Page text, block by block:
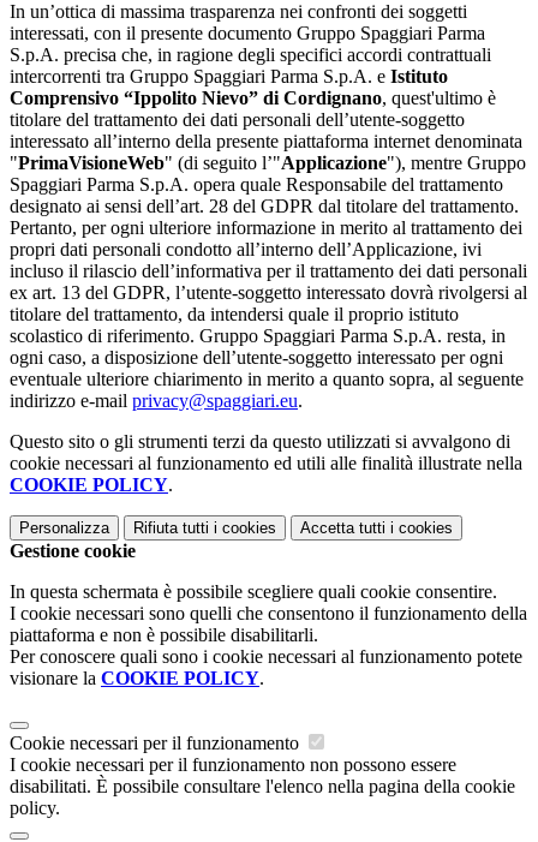
In un’ottica di massima trasparenza nei confronti dei soggetti
interessati, con il presente documento Gruppo Spaggiari Parma
S.p.A. precisa che, in ragione degli specifici accordi contrattuali
intercorrenti tra Gruppo Spaggiari Parma S.p.A. e Istituto
Comprensivo “Ippolito Nievo” di Cordignano, quest'ultimo è
titolare del trattamento dei dati personali dell’utente-soggetto
interessato all’interno della presente piattaforma internet denominata
"PrimaVisioneWeb" (di seguito l’"Applicazione"), mentre Gruppo
Spaggiari Parma S.p.A. opera quale Responsabile del trattamento
designato ai sensi dell’art. 28 del GDPR dal titolare del trattamento.
Pertanto, per ogni ulteriore informazione in merito al trattamento dei
propri dati personali condotto all’interno dell’Applicazione, ivi
incluso il rilascio dell’informativa per il trattamento dei dati personali
ex art. 13 del GDPR, l’utente-soggetto interessato dovrà rivolgersi al
titolare del trattamento, da intendersi quale il proprio istituto
scolastico di riferimento. Gruppo Spaggiari Parma S.p.A. resta, in
ogni caso, a disposizione dell’utente-soggetto interessato per ogni
eventuale ulteriore chiarimento in merito a quanto sopra, al seguente
indirizzo e-mail privacy@spaggiari.eu.
Questo sito o gli strumenti terzi da questo utilizzati si avvalgono di
cookie necessari al funzionamento ed utili alle finalità illustrate nella
COOKIE POLICY.
Personalizza Rifiuta tutti i cookies Accetta tutti i cookies
Gestione cookie
In questa schermata è possibile scegliere quali cookie consentire.
I cookie necessari sono quelli che consentono il funzionamento della
piattaforma e non è possibile disabilitarli.
Per conoscere quali sono i cookie necessari al funzionamento potete
visionare la COOKIE POLICY.
Cookie necessari per il funzionamento
I cookie necessari per il funzionamento non possono essere
disabilitati. È possibile consultare l'elenco nella pagina della cookie
policy.